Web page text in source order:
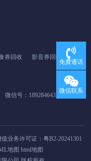
券回收
影音券回收
微信号：18928464350
业务许可证：粤B2-20241301
地图 html地图
免费通话
微信联系